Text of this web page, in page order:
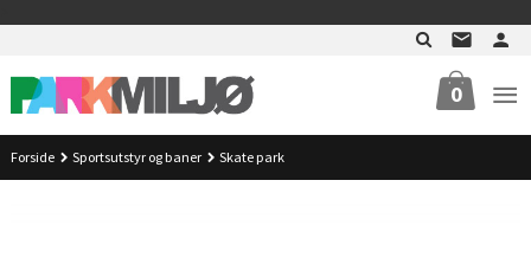
0
Forside Sportsutstyr og baner Skate park